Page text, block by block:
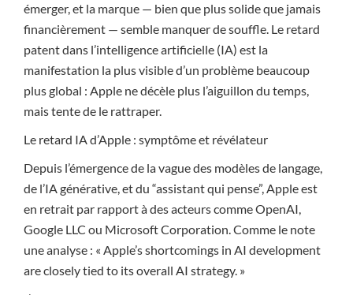
émerger, et la marque — bien que plus solide que jamais
financièrement — semble manquer de souffle. Le retard
patent dans l’intelligence artificielle (IA) est la
manifestation la plus visible d’un problème beaucoup
plus global : Apple ne décèle plus l’aiguillon du temps,
mais tente de le rattraper.
Le retard IA d’Apple : symptôme et révélateur
Depuis l’émergence de la vague des modèles de langage,
de l’IA générative, et du “assistant qui pense”, Apple est
en retrait par rapport à des acteurs comme OpenAI,
Google LLC ou Microsoft Corporation. Comme le note
une analyse : « Apple’s shortcomings in AI development
are closely tied to its overall AI strategy. »